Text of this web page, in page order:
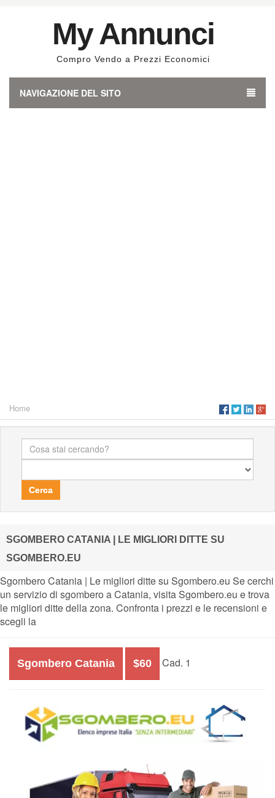
My Annunci
Compro Vendo a Prezzi Economici
NAVIGAZIONE DEL SITO
Home
Cerca
SGOMBERO CATANIA | LE MIGLIORI DITTE SU
SGOMBERO.EU
Sgombero Catania | Le migliori ditte su Sgombero.eu Se cerchi
un servizio di sgombero a Catania, visita Sgombero.eu e trova
le migliori ditte della zona. Confronta i prezzi e le recensioni e
scegli la
Sgombero Catania $60 Cad. 1